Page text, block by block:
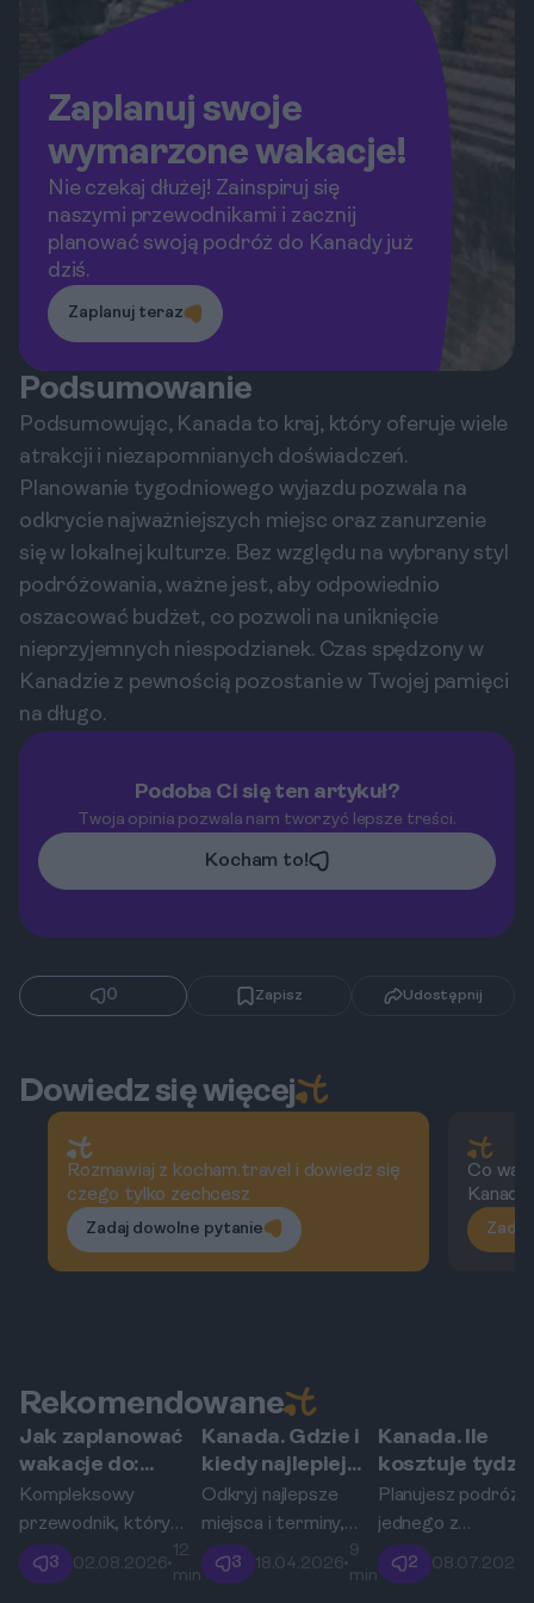
Zaplanuj swoje
wymarzone wakacje!
Nie czekaj dłużej! Zainspiruj się
naszymi przewodnikami i zacznij
planować swoją podróż do Kanady już
dziś.
Zaplanuj teraz
Podsumowanie
Podsumowując, Kanada to kraj, który oferuje wiele
atrakcji i niezapomnianych doświadczeń.
Planowanie tygodniowego wyjazdu pozwala na
odkrycie najważniejszych miejsc oraz zanurzenie
się w lokalnej kulturze. Bez względu na wybrany styl
podróżowania, ważne jest, aby odpowiednio
oszacować budżet, co pozwoli na uniknięcie
nieprzyjemnych niespodzianek. Czas spędzony w
Kanadzie z pewnością pozostanie w Twojej pamięci
na długo.
Podoba Ci się ten artykuł?
Twoja opinia pozwala nam tworzyć lepsze treści.
Kocham to!
0 Zapisz Udostępnij
Dowiedz się więcej
Rozmawiaj z kocham.travel i dowiedz się
czego tylko zechcesz
Zadaj dowolne pytanie
Co
Rekomendowane
Vancouver
Jak zaplanować
wakacje do:
Vancouver,
Kanada
Kompleksowy
przewodnik, który
krok po kroku
przeprowadzi Cię
3 02.08.2026•
12
min
Vancouver
Kanada. Gdzie i
kiedy najlepiej
obserwować
wieloryby w
okolicach
Vancouver?
Odkryj najlepsze
miejsca i terminy,
aby zobaczyć
majestatyczne orki,
3 18.04.2026•
9
min
Vancouver
Kanada. Ile
kosztuje
w Vancouver?
Kompletny
budżet na
loty, noclegi,
Planujesz podróż
jednego z
najpiękniejszych
miast Kanady?
2 08.07.2026